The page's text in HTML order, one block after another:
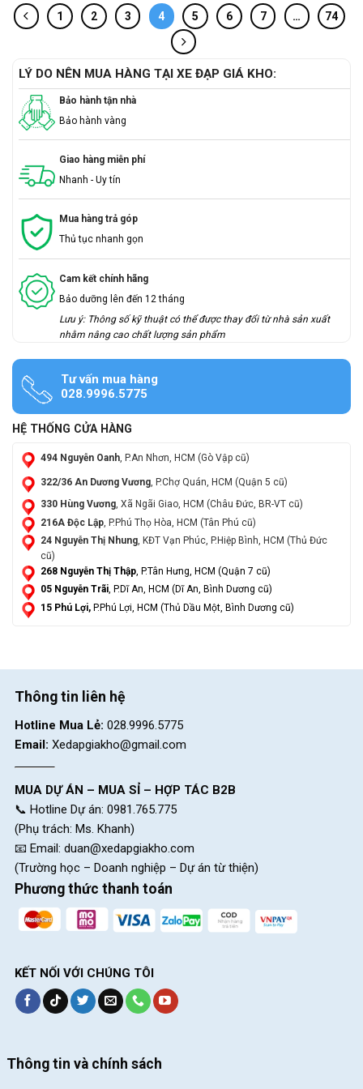
1 2 3 4 5 6 7 … 74
LÝ DO NÊN MUA HÀNG TẠI XE ĐẠP GIÁ KHO:
Bảo hành tận nhà
Bảo hành vàng
Giao hàng miễn phí
Nhanh - Uy tín
Mua hàng trả góp
Thủ tục nhanh gọn
Cam kết chính hãng
Bảo dưỡng lên đến 12 tháng
Lưu ý: Thông số kỹ thuật có thể được thay đổi từ nhà sản xuất
nhằm nâng cao chất lượng sản phẩm
Tư vấn mua hàng
028.9996.5775
HỆ THỐNG CỬA HÀNG
494 Nguyễn Oanh, P.An Nhơn, HCM (Gò Vập cũ)
322/36 An Dương Vương, P.Chợ Quán, HCM (Quận 5 cũ)
330 Hùng Vương, Xã Ngãi Giao, HCM (Châu Đức, BR-VT cũ)
216A Độc Lập , P.Phú Thọ Hòa, HCM (Tân Phú cũ)
24 Nguyễn Thị Nhung, KĐT Vạn Phúc, P.Hiệp Bình, HCM (Thủ Đức
cũ)
268 Nguyễn Thị Thập, P.Tân Hưng, HCM (Quận 7 cũ)
05 Nguyễn Trãi, P.Dĩ An, HCM (Dĩ An, Bình Dương cũ)
15 Phú Lợi, P.Phú Lợi, HCM (Thủ Dầu Một, Bình Dương cũ)
Thông tin liên hệ
Hotline Mua Lẻ: 028.9996.5775
Email: Xedapgiakho@gmail.com
MUA DỰ ÁN – MUA SỈ – HỢP TÁC B2B
📞 Hotline Dự án: 0981.765.775
(Phụ trách: Ms. Khanh)
📧 Email: duan@xedapgiakho.com
(Trường học – Doanh nghiệp – Dự án từ thiện)
Phương thức thanh toán
KẾT NỐI VỚI CHÚNG TÔI
Thông tin và chính sách